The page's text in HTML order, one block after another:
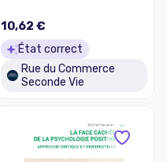
10,62 €
État correct
Rue du Commerce
Seconde Vie